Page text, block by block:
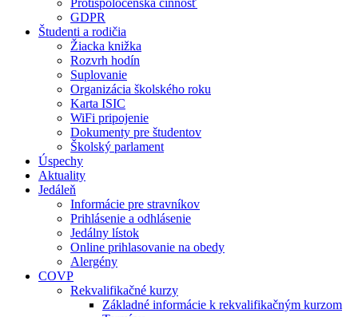
Protispoločenská činnosť
GDPR
Študenti a rodičia
Žiacka knižka
Rozvrh hodín
Suplovanie
Organizácia školského roku
Karta ISIC
WiFi pripojenie
Dokumenty pre študentov
Školský parlament
Úspechy
Aktuality
Jedáleň
Informácie pre stravníkov
Prihlásenie a odhlásenie
Jedálny lístok
Online prihlasovanie na obedy
Alergény
COVP
Rekvalifikačné kurzy
Základné informácie k rekvalifikačným kurzom